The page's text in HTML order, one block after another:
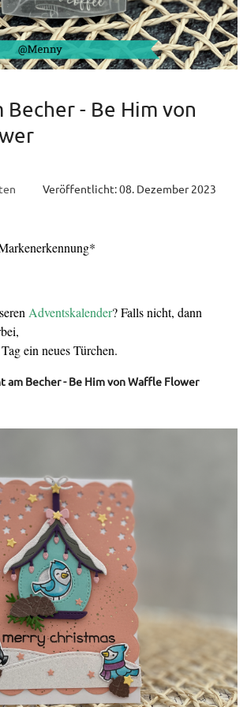
Becher - Be Him von
Veröffentlicht: 08. Dezember 2023
Adventskalender? Falls nicht, dann
ein neues Türchen.
am Becher - Be Him von Waffle Flower